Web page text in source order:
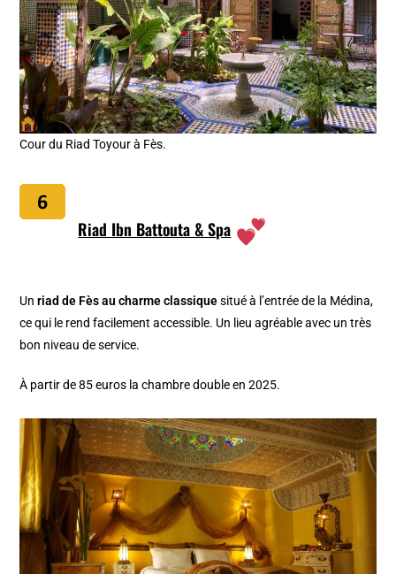
Cour du Riad Toyour à Fès.
Riad Ibn Battouta & Spa
Un riad de Fès au charme classiquesitué à l’entrée de la Médina,
ce qui le rend facilement accessible. Un lieu agréable avec un très
bon niveau de service.
À partir de 85 euros la chambre double en 2025.